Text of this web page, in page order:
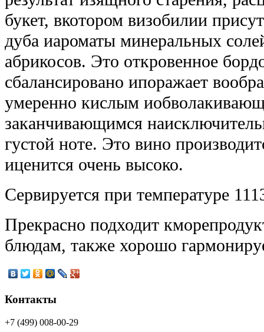
букет, вкотором визобилии
дуба иароматы минеральных
абрикосов. Это откровенное
сбалансировано ипоражает
умеренно кислым
заканчивающимся
густой ноте. Это вино
иценится очень высоко.
Сервируется при температуре
Прекрасно подходит
блюдам, также хорошо
Контакты
+7 (499) 008-00-29